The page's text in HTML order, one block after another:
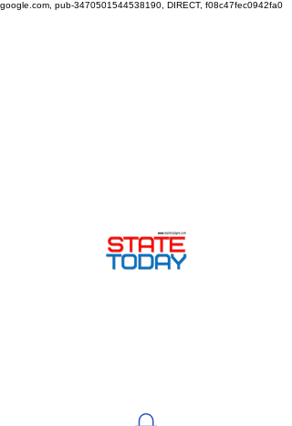
google.com, pub-3470501544538190, DIRECT, f08c47fec0942fa0